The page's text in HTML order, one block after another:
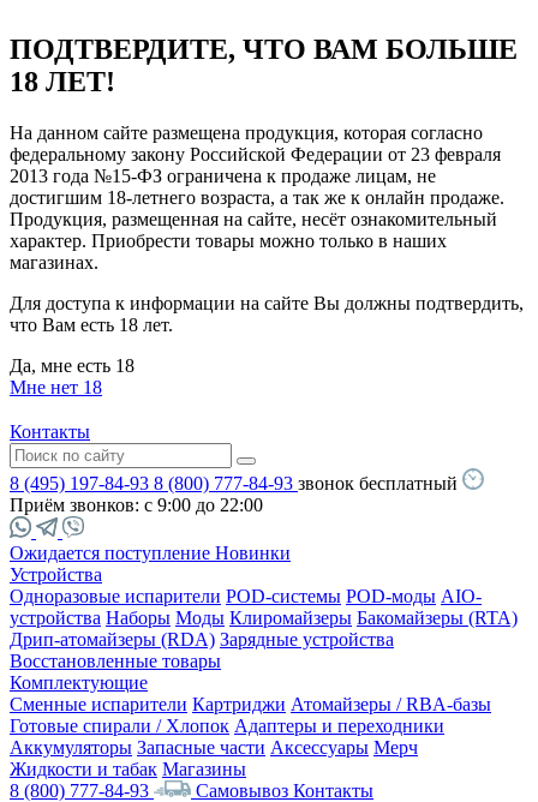
ПОДТВЕРДИТЕ, ЧТО ВАМ БОЛЬШЕ
18 ЛЕТ!
На данном сайте размещена продукция, которая согласно
федеральному закону Российской Федерации от 23 февраля
2013 года №15-ФЗ ограничена к продаже лицам, не
достигшим 18-летнего возраста, а так же к онлайн продаже.
Продукция, размещенная на сайте, несёт ознакомительный
характер. Приобрести товары можно только в наших
магазинах.
Для доступа к информации на сайте Вы должны подтвердить,
что Вам есть 18 лет.
Да, мне есть 18
Мне нет 18
Контакты
8 (495) 197-84-93 8 (800) 777-84-93 звонок бесплатный
Приём звонков: с 9:00 до 22:00
Ожидается поступление Новинки
Устройства
Одноразовые испарители POD-системы POD-моды AIO-
устройства Наборы Моды Клиромайзеры Бакомайзеры (RTA)
Дрип-атомайзеры (RDA) Зарядные устройства
Восстановленные товары
Комплектующие
Сменные испарители Картриджи Атомайзеры / RBA-базы
Готовые спирали / Хлопок Адаптеры и переходники
Аккумуляторы Запасные части Аксессуары Мерч
Жидкости и табак Магазины
8 (800) 777-84-93
Самовывоз Контакты